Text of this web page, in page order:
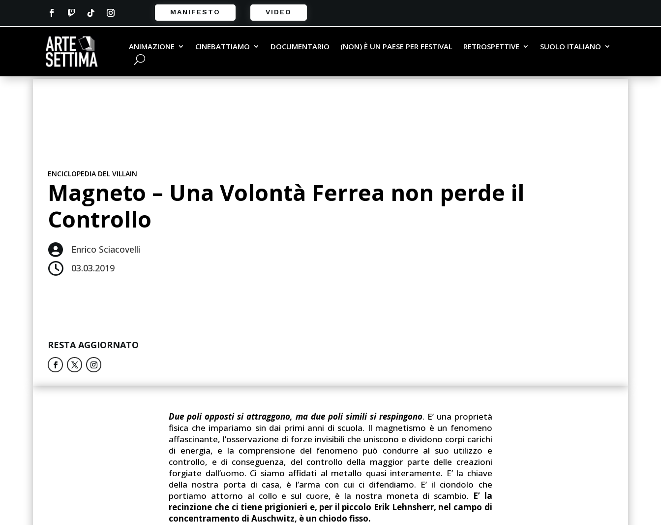
MANIFESTO VIDEO
ANIMAZIONE CINEBATTIAMO DOCUMENTARIO (NON) È UN PAESE PER FESTIVAL RETROSPETTIVE SUOLO ITALIANO
ENCICLOPEDIA DEL VILLAIN
Magneto – Una Volontà Ferrea non perde il
Controllo
 Enrico Sciacovelli
 03.03.2019
RESTA AGGIORNATO
Due poli opposti si attraggono, ma due poli simili si respingono. E’ una proprietà
fisica che impariamo sin dai primi anni di scuola. Il magnetismo è un fenomeno
affascinante, l’osservazione di forze invisibili che uniscono e dividono corpi carichi
di energia, e la comprensione del fenomeno può condurre al suo utilizzo e
controllo, e di conseguenza, del controllo della maggior parte delle creazioni
forgiate dall’uomo. Ci siamo affidati al metallo quasi interamente. E’ la chiave
della nostra porta di casa, è l’arma con cui ci difendiamo. E’ il ciondolo che
portiamo attorno al collo e sul cuore, è la nostra moneta di scambio. E’ la
recinzione che ci tiene prigionieri e, per il piccolo Erik Lehnsherr, nel campo di
concentramento di Auschwitz, è un chiodo fisso.